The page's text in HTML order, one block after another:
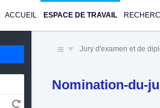
ACCUEIL ESPACE DE TRAVAIL
Jury d'examen et de
Nomination-du-